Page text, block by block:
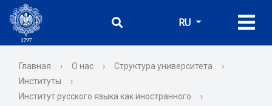
RU
Главная › О нас › Структура университета
›
Институты
›
Институт русского языка как иностранного
›